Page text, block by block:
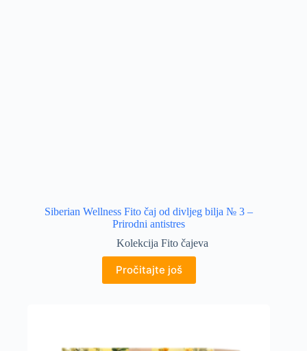
Siberian Wellness Fito čaj od divljeg bilja № 3 –
Prirodni antistres
Kolekcija Fito čajeva
Pročitajte još